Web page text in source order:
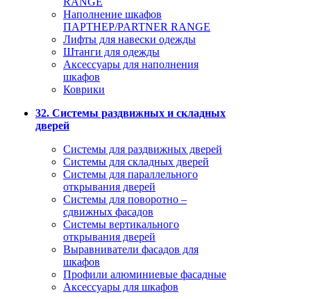
Наполнение шкафов
ПАРТНЕР/PARTNER RANGE
Лифты для навески одежды
Штанги для одежды
Аксессуары для наполнения
шкафов
Коврики
32. Системы раздвижных и складных
дверей
Системы для раздвижных дверей
Системы для складных дверей
Системы для параллельного
открывания дверей
Системы для поворотно –
сдвижных фасадов
Системы вертикального
открывания дверей
Выравниватели фасадов для
шкафов
Профили алюминиевые фасадные
Аксессуары для шкафов